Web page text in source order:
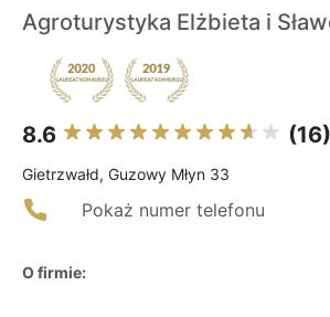
Agroturystyka Elżbieta i
8.6 (16)
Gietrzwałd, Guzowy Młyn 33
Pokaż numer telefonu
O firmie: